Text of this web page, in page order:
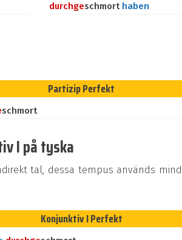
durchgeschmort haben
Partizip Perfekt
schmort
I på tyska
tal, dessa tempus används
Konjunktiv I Perfekt